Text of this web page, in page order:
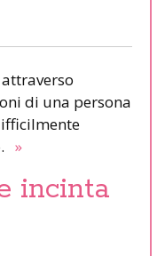
di una persona
»
incinta